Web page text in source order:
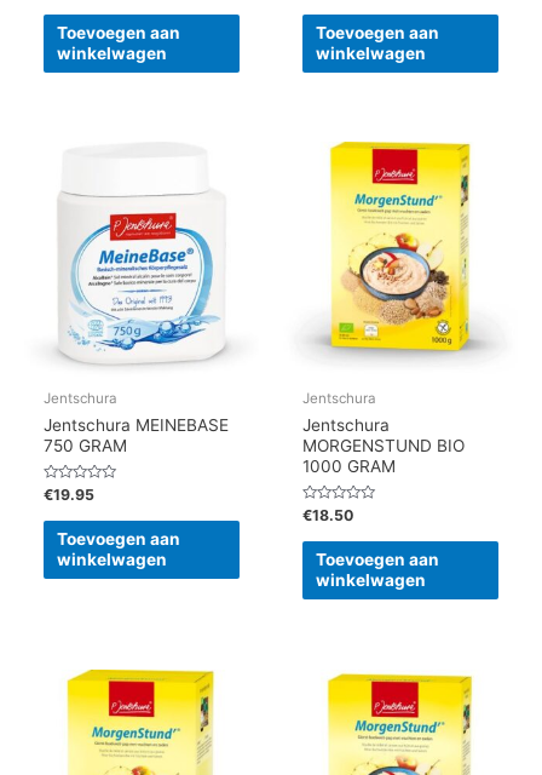
uit
Toevoegen aan
winkelwagen
uit
Toevoegen aan
winkelwagen
Jentschura
Jentschura MEINEBASE
750 GRAM
Gewaardeerd
uit
€19.95
Toevoegen aan
winkelwagen
Jentschura
Jentschura
MORGENSTUND BIO
1000 GRAM
Gewaardeerd
uit
€18.50
Toevoegen aan
winkelwagen